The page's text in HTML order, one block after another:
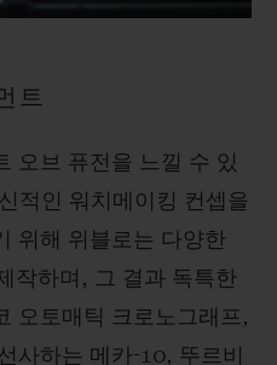
트
오브 퓨전을 느낄 수 있
적인 워치메이킹 컨셉을
위해 위블로는 다양한
작하며, 그 결과 독특한
오토매틱 크로노그래프,
사하는 메카-10, 뚜르비